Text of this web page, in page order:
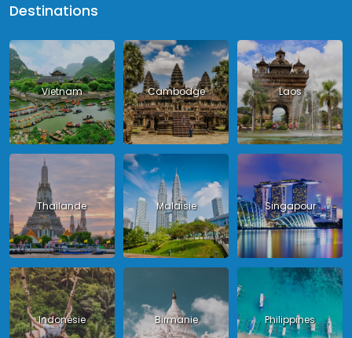
Destinations
Vietnam Cambodge Laos
Thailande Malaisie Singapour
Indonésie Birmanie Philippines